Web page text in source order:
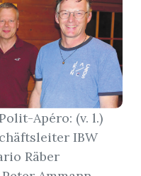
Apéro: (v. l.)
IBW
Räber